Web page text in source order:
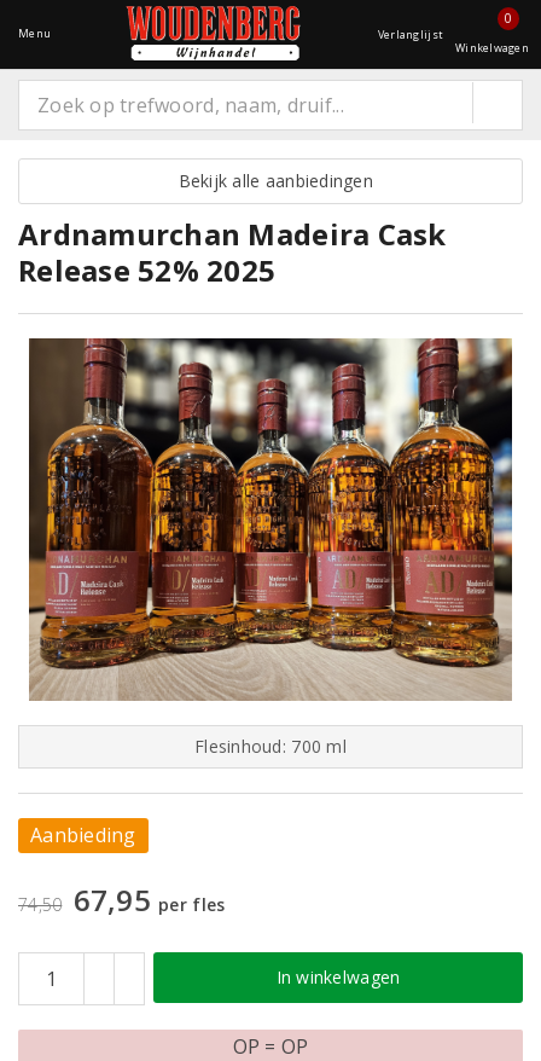
Menu Verlanglijst
0
Winkelwagen
Bekijk alle aanbiedingen
Ardnamurchan Madeira Cask
Release 52% 2025
Flesinhoud: 700 ml
Aanbieding
74,50 67,95 per fles
In winkelwagen
OP = OP